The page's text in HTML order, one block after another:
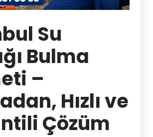
Su
Bulma
–
Hızlı ve
Çözüm